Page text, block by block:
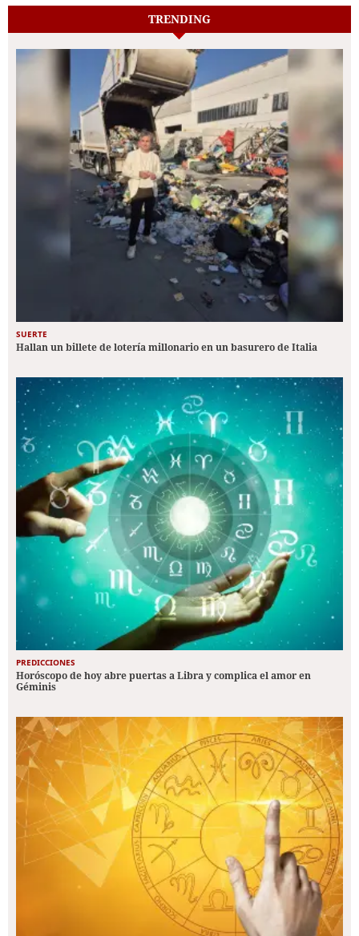
TRENDING
SUERTE
Hallan un billete de lotería millonario en un basurero de Italia
PREDICCIONES
Horóscopo de hoy abre puertas a Libra y complica el amor en
Géminis